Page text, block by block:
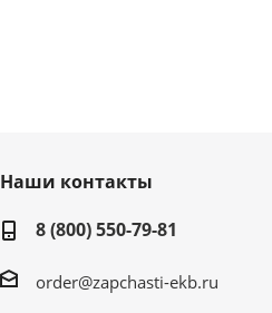
Наши контакты
8 (800) 550-79-81
order@zapchasti-ekb.ru